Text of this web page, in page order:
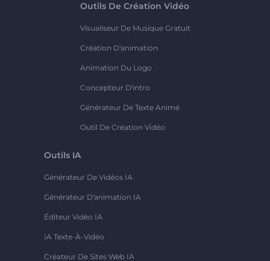
Outils De Création Vidéo
Visualiseur De Musique Gratuit
Création D'animation
Animation Du Logo
Concepteur D'intro
Générateur De Texte Animé
Outil De Création Vidéo
Outils IA
Générateur De Vidéos IA
Générateur D'animation IA
Éditeur Vidéo IA
IA Texte-À-Vidéo
Créateur De Sites Web IA